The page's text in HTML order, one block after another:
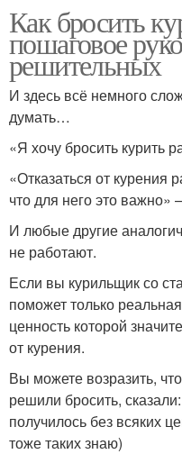
Как бросить
пошаговое
решительных
И здесь всё немного
думать…
«Я хочу бросить курить
«Отказаться от курения
что для него это важно»
И любые другие
не работают.
Если вы курильщик со
поможет только
ценность которой
от курения.
Вы можете возразить,
решили бросить,
получилось без всяких
тоже таких знаю)